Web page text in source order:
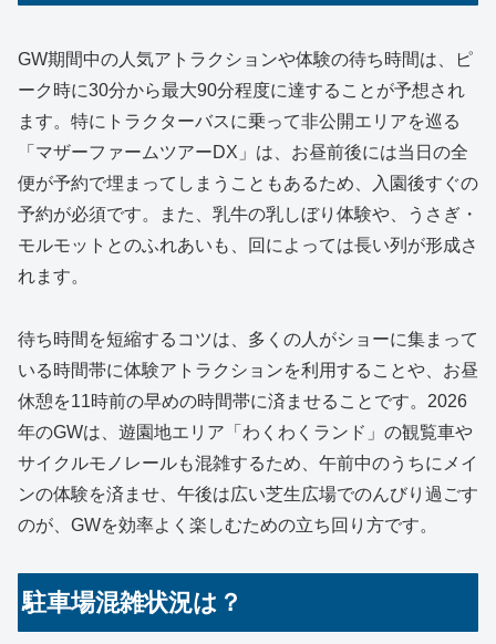
GW期間中の人気アトラクションや体験の待ち時間は、ピ
ーク時に30分から最大90分程度に達することが予想され
ます。特にトラクターバスに乗って非公開エリアを巡る
「マザーファームツアーDX」は、お昼前後には当日の全
便が予約で埋まってしまうこともあるため、入園後すぐの
予約が必須です。また、乳牛の乳しぼり体験や、うさぎ・
モルモットとのふれあいも、回によっては長い列が形成さ
れます。
待ち時間を短縮するコツは、多くの人がショーに集まって
いる時間帯に体験アトラクションを利用することや、お昼
休憩を11時前の早めの時間帯に済ませることです。2026
年のGWは、遊園地エリア「わくわくランド」の観覧車や
サイクルモノレールも混雑するため、午前中のうちにメイ
ンの体験を済ませ、午後は広い芝生広場でのんびり過ごす
のが、GWを効率よく楽しむための立ち回り方です。
駐車場混雑状況は？